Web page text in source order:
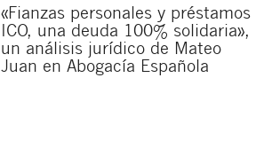
«Fianzas personales y préstamos
ICO, una deuda 100% solidaria»,
un análisis jurídico de Mateo
Juan en Abogacía Española